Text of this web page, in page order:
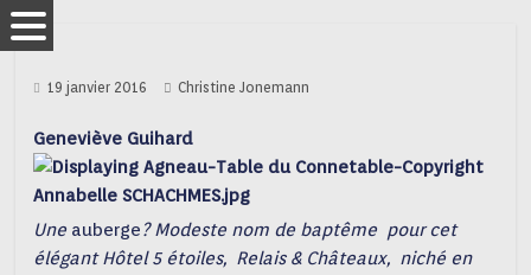
19 janvier 2016 Christine Jonemann
Geneviève Guihard
Une auberge? Modeste nom de baptême pour cet
élégant Hôtel 5 étoiles, Relais & Châteaux, niché en